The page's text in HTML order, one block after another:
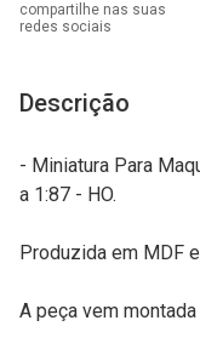
compartilhe nas suas
redes sociais
Descrição
- Miniatura Para
a 1:87 - HO.
Produzida em MDF
A peça vem